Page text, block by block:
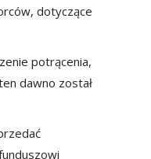
dotyczące
potrącenia,
dawno został